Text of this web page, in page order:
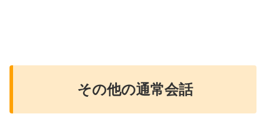
その他の通常会話